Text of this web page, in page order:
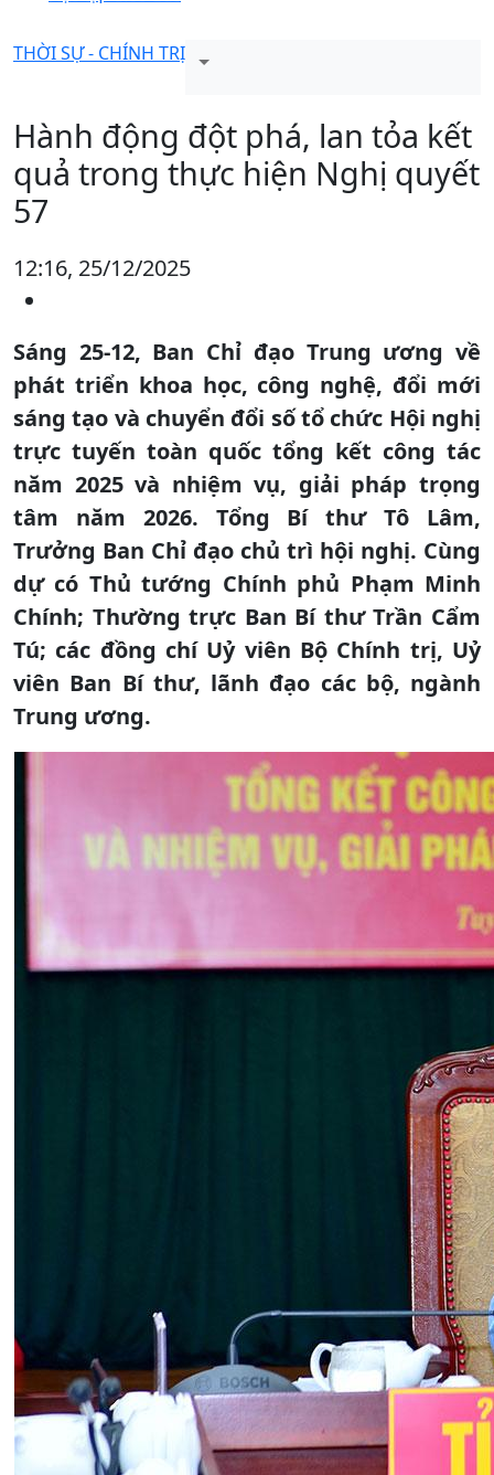
THỜI SỰ - CHÍNH TRỊ
Hành động đột phá, lan tỏa kết
quả trong thực hiện Nghị quyết
57
12:16, 25/12/2025
Sáng 25-12, Ban Chỉ đạo Trung ương về
phát triển khoa học, công nghệ, đổi mới
sáng tạo và chuyển đổi số tổ chức Hội nghị
trực tuyến toàn quốc tổng kết công tác
năm 2025 và nhiệm vụ, giải pháp trọng
tâm năm 2026. Tổng Bí thư Tô Lâm,
Trưởng Ban Chỉ đạo chủ trì hội nghị. Cùng
dự có Thủ tướng Chính phủ Phạm Minh
Chính; Thường trực Ban Bí thư Trần Cẩm
Tú; các đồng chí Uỷ viên Bộ Chính trị, Uỷ
viên Ban Bí thư, lãnh đạo các bộ, ngành
Trung ương.